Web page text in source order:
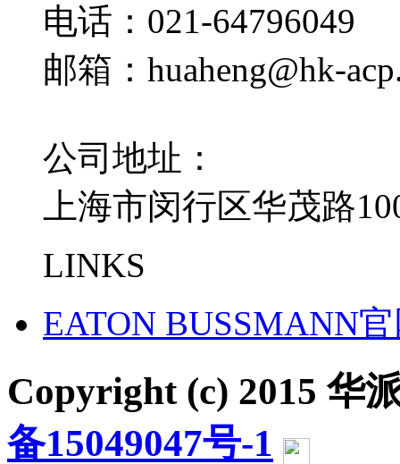
电话：021-64796049
邮箱：huaheng@hk-
公司地址：
上海市闵行区华茂路
LINKS
EATON BUSSMANN
Copyright (c) 2015 华
备15049047号-1